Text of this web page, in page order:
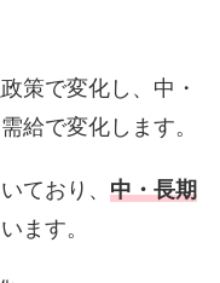
策で変化し、中・
給で変化します。
ており、 中・長期
ます。